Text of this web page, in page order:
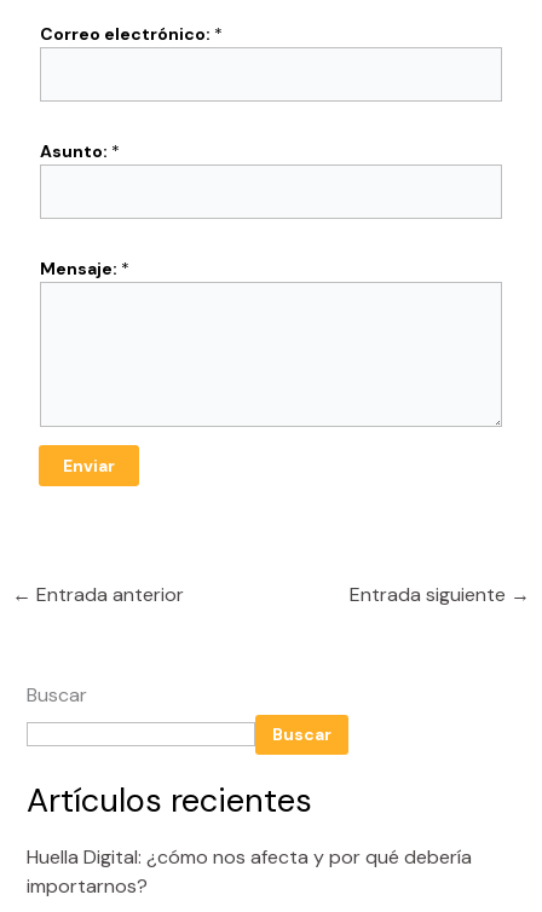
Correo electrónico: *
Asunto: *
Mensaje: *
Enviar
← Entrada anterior Entrada siguiente →
Buscar
Buscar
Artículos recientes
Huella Digital: ¿cómo nos afecta y por qué debería
importarnos?